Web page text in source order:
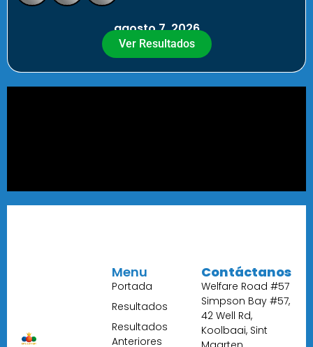
agosto 7, 2026
Ver Resultados
Menu
Portada
Resultados
Resultados
Anteriores
Contáctanos
Welfare Road #57
Simpson Bay #57,
42 Well Rd,
Koolbaai, Sint